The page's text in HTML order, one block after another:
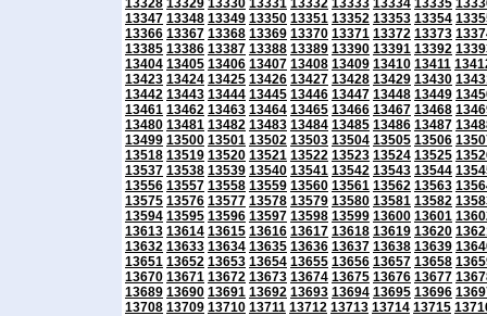
13328 13329 13330 13331 13332 13333 13334 13335
13347 13348 13349 13350 13351 13352 13353 13354
13366 13367 13368 13369 13370 13371 13372 13373
13385 13386 13387 13388 13389 13390 13391 13392
13404 13405 13406 13407 13408 13409 13410 13411
13423 13424 13425 13426 13427 13428 13429 13430
13442 13443 13444 13445 13446 13447 13448 13449
13461 13462 13463 13464 13465 13466 13467 13468
13480 13481 13482 13483 13484 13485 13486 13487
13499 13500 13501 13502 13503 13504 13505 13506
13518 13519 13520 13521 13522 13523 13524 13525
13537 13538 13539 13540 13541 13542 13543 13544
13556 13557 13558 13559 13560 13561 13562 13563
13575 13576 13577 13578 13579 13580 13581 13582
13594 13595 13596 13597 13598 13599 13600 13601
13613 13614 13615 13616 13617 13618 13619 13620
13632 13633 13634 13635 13636 13637 13638 13639
13651 13652 13653 13654 13655 13656 13657 13658
13670 13671 13672 13673 13674 13675 13676 13677
13689 13690 13691 13692 13693 13694 13695 13696
13708 13709 13710 13711 13712 13713 13714 13715